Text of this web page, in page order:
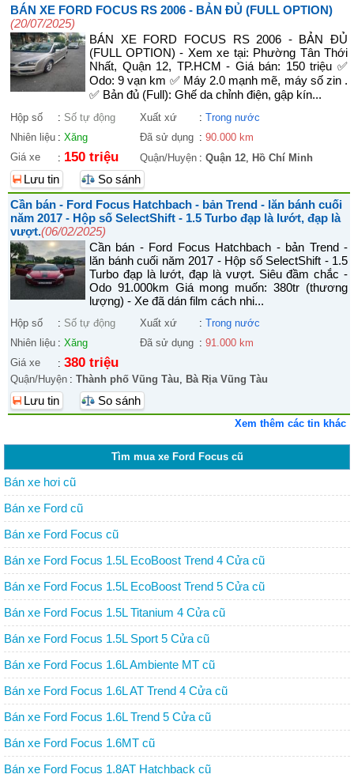
BÁN XE FORD FOCUS RS 2006 - BẢN ĐỦ (FULL OPTION)
(20/07/2025)
BÁN XE FORD FOCUS RS 2006 - BẢN ĐỦ
(FULL OPTION) - Xem xe tại: Phường Tân Thới
Nhất, Quận 12, TP.HCM - Giá bán: 150 triệu ✅
Odo: 9 vạn km ✅ Máy 2.0 mạnh mẽ, máy số zin .
✅ Bản đủ (Full): Ghế da chỉnh điện, gập kín...
Hộp số : Số tự động Xuất xứ : Trong nước
Nhiên liệu : Xăng Đã sử dụng : 90.000 km
Giá xe
: 150 triệu Quận/Huyện : Quận 12, Hồ Chí Minh
Lưu tin
So sánh
Cần bán - Ford Focus Hatchbach - bản Trend - lăn bánh cuối
năm 2017 - Hộp số SelectShift - 1.5 Turbo đạp là lướt, đạp là
vượt.(06/02/2025)
Cần bán - Ford Focus Hatchbach - bản Trend -
lăn bánh cuối năm 2017 - Hộp số SelectShift - 1.5
Turbo đạp là lướt, đạp là vượt. Siêu đầm chắc -
Odo 91.000km Giá mong muốn: 380tr (thương
lượng) - Xe đã dán film cách nhi...
Hộp số : Số tự động Xuất xứ : Trong nước
Nhiên liệu : Xăng Đã sử dụng : 91.000 km
Giá xe
: 380 triệu
Quận/Huyện : Thành phố Vũng Tàu, Bà Rịa Vũng Tàu
Lưu tin So sánh
Xem thêm các tin khác
Tìm mua xe Ford Focus cũ
Bán xe hơi cũ
Bán xe Ford cũ
Bán xe Ford Focus cũ
Bán xe Ford Focus 1.5L EcoBoost Trend 4 Cửa cũ
Bán xe Ford Focus 1.5L EcoBoost Trend 5 Cửa cũ
Bán xe Ford Focus 1.5L Titanium 4 Cửa cũ
Bán xe Ford Focus 1.5L Sport 5 Cửa cũ
Bán xe Ford Focus 1.6L Ambiente MT cũ
Bán xe Ford Focus 1.6L AT Trend 4 Cửa cũ
Bán xe Ford Focus 1.6L Trend 5 Cửa cũ
Bán xe Ford Focus 1.6MT cũ
Bán xe Ford Focus 1.8AT Hatchback cũ